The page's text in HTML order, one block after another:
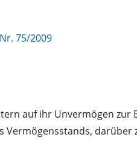
75/2009
auf ihr Unvermögen
Vermögensstands, darüber